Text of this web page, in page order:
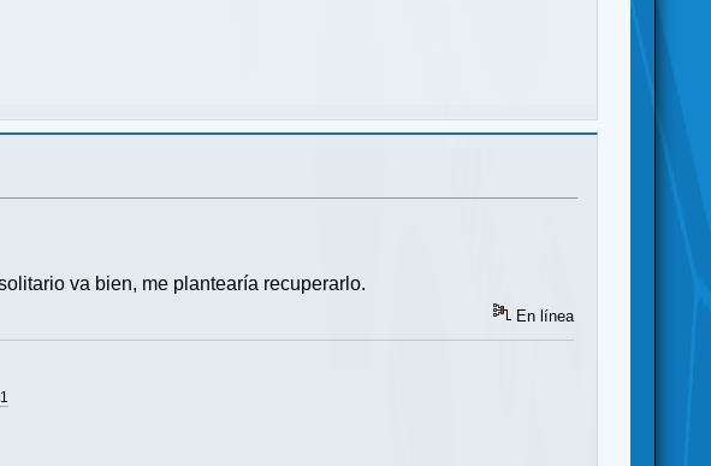
va bien, me plantearía recuperarlo.
En línea